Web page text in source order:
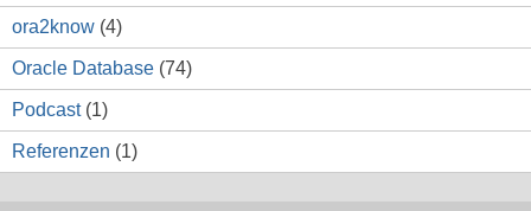
ora2know (4)
Oracle Database (74)
Podcast(1)
Referenzen (1)